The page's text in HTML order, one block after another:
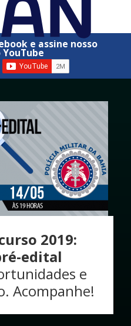
e assine nosso
2019:
edital
e
Acompanhe!